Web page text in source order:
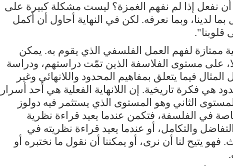
أن نفعل إذا لم نفهم الغمزة؟ ليست مشكلة كبيرة على
لدينا، وبما نعرفه. لكن في النهاية أحاول أن أكمل
قلوبنا".
ممتازة لفهم العمل الفلسفي الذي يقوم به. يمكن
على مستوى الفلاسفة الذين تمّت دراستهم، ودراسة
فيما يتعلق بمفاهيم المحدود واللانهائي وغير
هي فكرة تاريخية. إن اللانهاية الفعلية هي أحد أسرار
الثاني وهو المستوى الذي يستثمر فيه دولوز
في الفلسفة، فتكمن عندما يعيد قراءة نظرية
والتكامل، أو عندما يعيد قراءة نظريته في
يتيح لنا أن نرى، أو يمكننا أن نقول ما نختبره أو